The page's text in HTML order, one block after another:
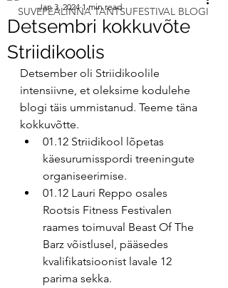
SUVEPEALINNA TANTSUFESTIVAL BLOGI
Detsembri kokkuvõte
Striidikoolis
Jan 3, 2024 1 min read
Detsember oli Striidikoolile
intensiivne, et oleksime kodulehe
blogi täis ummistanud. Teeme täna
kokkuvõtte.
01.12 Striidikool lõpetas
käesurumisspordi treeningute
organiseerimise.
01.12 Lauri Reppo osales
Rootsis Fitness Festivalen
raames toimuval Beast Of The
Barz võistlusel, pääsedes
kvalifikatsioonist lavale 12
parima sekka.